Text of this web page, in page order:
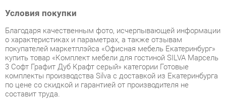
покупателей маркетплэйса «Офисная мебель Екатеринбург»
купить товар «Комплект мебели для гостиной SILVA Марсель
3 Софт Графит Дуб Крафт серый» категории Готовые
комплекты производства Silva с доставкой из Екатеринбурга
по цене со скидкой и гарантией от производителя не
составит труда.
Мы отправляем заказы в доставку ежедневно. Товары из
ассортимента в наличии на складе в Екатеринбурге вы
получите не позднее48-ми часовс момента оформления
заказа. Дополнительно вы можете заказать подъём на этаж